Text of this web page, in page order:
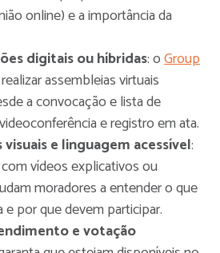
online) e a importância da
digitais ou híbridas: oGroup
assembleias virtuais
a convocação e lista de
e registro em ata.
e linguagem acessível:
vídeos explicativos ou
moradores a entender o que
por que devem participar.
e votação